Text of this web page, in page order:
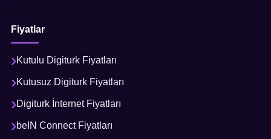
Fiyatlar
Kutulu Digiturk Fiyatları
Kutusuz Digiturk Fiyatları
Digiturk İnternet Fiyatları
beIN Connect Fiyatları